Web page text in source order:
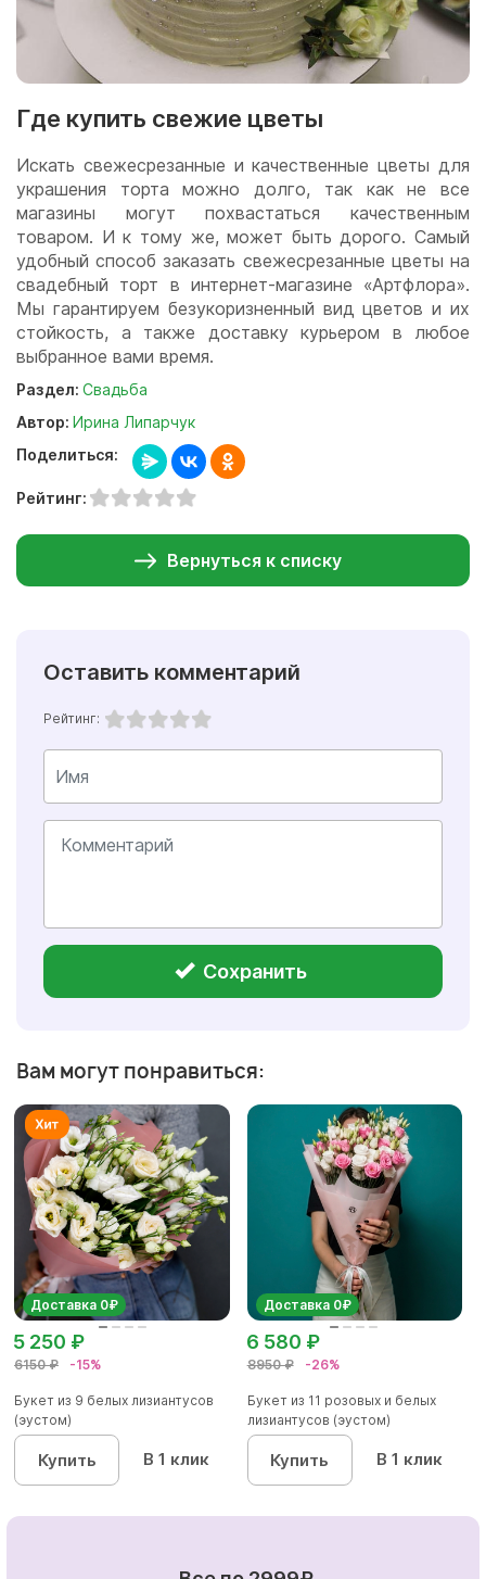
Где купить свежие цветы
Искать свежесрезанные и качественные цветы для
украшения торта можно долго, так как не все
магазины могут похвастаться качественным
товаром. И к тому же, может быть дорого. Самый
удобный способ заказать свежесрезанные цветы на
свадебный торт в интернет-магазине «Артфлора».
Мы гарантируем безукоризненный вид цветов и их
стойкость, а также доставку курьером в любое
выбранное вами время.
Раздел: Свадьба
Автор: Ирина Липарчук
Поделиться:
Рейтинг:
Вернуться к списку
Оставить комментарий
Рейтинг:
Сохранить
Вам могут понравиться:
Доставка 0₽
6150 ₽ -15%
5 250 ₽
Букет из 9 белых лизиантусов
(эустом)
Купить В 1 клик
Доставка 0₽
8950 ₽ -26%
6 580 ₽
Букет из 11 розовых и белых
лизиантусов (эустом)
Купить В 1 клик